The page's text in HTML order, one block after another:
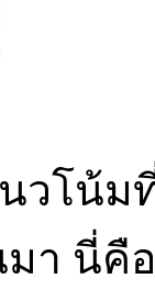
นวโน้
า นี่คื